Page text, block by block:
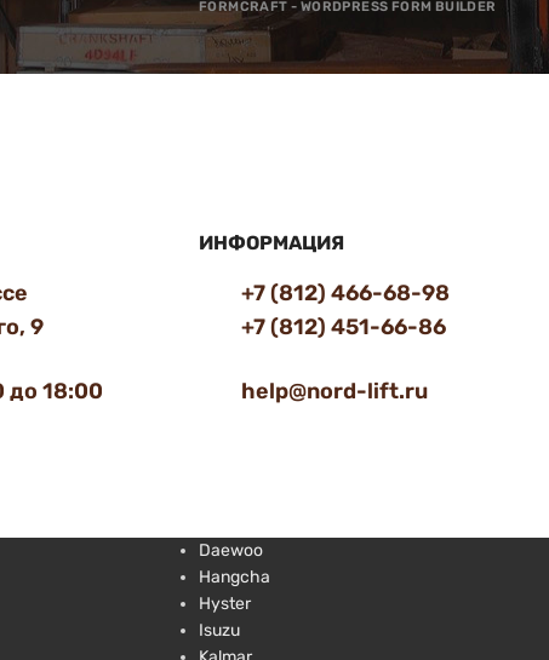
FORMCRAFT - WORDPRESS FORM BUILDER
9
до 18:00
ИНФОРМАЦИЯ
+7 (812) 466-68-98
+7 (812) 451-66-86
help@nord-lift.ru
Daewoo
Hangcha
Hyster
Isuzu